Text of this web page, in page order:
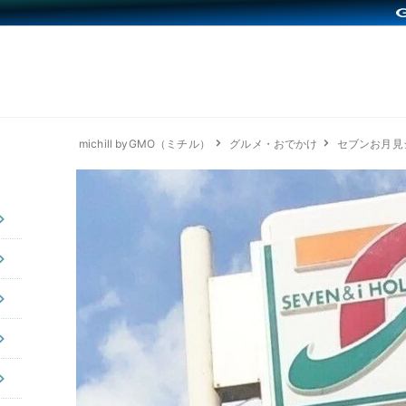
michill byGMO（ミチル） グルメ・おでかけ セブンお月